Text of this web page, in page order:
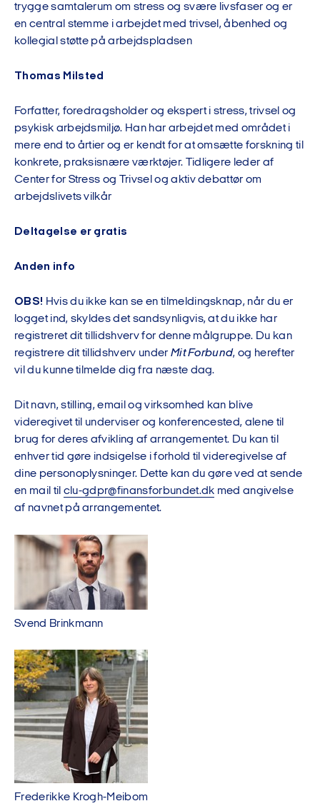
trygge samtalerum om stress og svære livsfaser og er
en central stemme i arbejdet med trivsel, åbenhed og
kollegial støtte på arbejdspladsen
Thomas Milsted
Forfatter, foredragsholder og ekspert i stress, trivsel og
psykisk arbejdsmiljø. Han har arbejdet med området i
mere end to årtier og er kendt for at omsætte forskning til
konkrete, praksisnære værktøjer. Tidligere leder af
Center for Stress og Trivsel og aktiv debattør om
arbejdslivets vilkår
Deltagelse er gratis
Anden info
OBS! Hvis du ikke kan se en tilmeldingsknap, når du er
logget ind, skyldes det sandsynligvis, at du ikke har
registreret dit tillidshverv for denne målgruppe. Du kan
registrere dit tillidshverv under Mit Forbund, og herefter
vil du kunne tilmelde dig fra næste dag.
Dit navn, stilling, email og virksomhed kan blive
videregivet til underviser og konferencested, alene til
brug for deres afvikling af arrangementet. Du kan til
enhver tid gøre indsigelse i forhold til videregivelse af
dine personoplysninger. Dette kan du gøre ved at sende
en mail til clu-gdpr@finansforbundet.dk med angivelse
af navnet på arrangementet.
Svend Brinkmann
Frederikke Krogh-Meibom